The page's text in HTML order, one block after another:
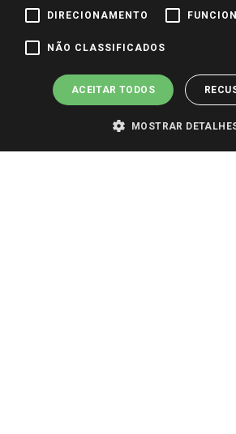
Pagamento e Segurança
DIRECIONAMENTO
NÃO CLASSIFICADOS
ACEITAR TODOS
MOSTRAR